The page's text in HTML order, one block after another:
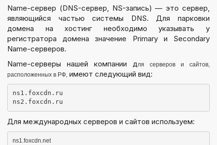
Name-сервер (DNS-сервер, NS-запись) — это сервер,
являющийся частью системы DNS. Для парковки
домена на хостинг необходимо указывать у
регистратора домена значение Primary и Secondary
Name-серверов.
Name-серверы нашей компании для серверов и сайтов,
расположенных в РФ, имеют следующий вид:
ns1.foxcdn.ru
ns2.foxcdn.ru
Для международных серверов и сайтов используем:
ns1.foxcdn.net